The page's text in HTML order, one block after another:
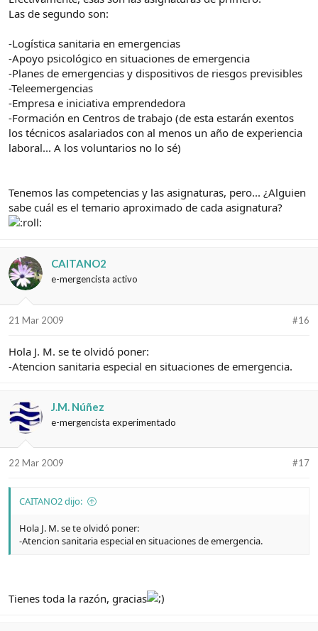
Las de segundo son:
-Logística sanitaria en emergencias
-Apoyo psicológico en situaciones de emergencia
-Planes de emergencias y dispositivos de riesgos previsibles
-Teleemergencias
-Empresa e iniciativa emprendedora
-Formación en Centros de trabajo (de esta estarán exentos
los técnicos asalariados con al menos un año de experiencia
laboral... A los voluntarios no lo sé)
Tenemos las competencias y las asignaturas, pero... ¿Alguien
sabe cuál es el temario aproximado de cada asignatura?
CAITANO2
e-mergencista activo
21 Mar 2009 #16
Hola J. M. se te olvidó poner:
-Atencion sanitaria especial en situaciones de emergencia.
J.M. Núñez
e-mergencista experimentado
22 Mar 2009 #17
CAITANO2 dijo:
Hola J. M. se te olvidó poner:
-Atencion sanitaria especial en situaciones de emergencia.
Tienes toda la razón, gracias